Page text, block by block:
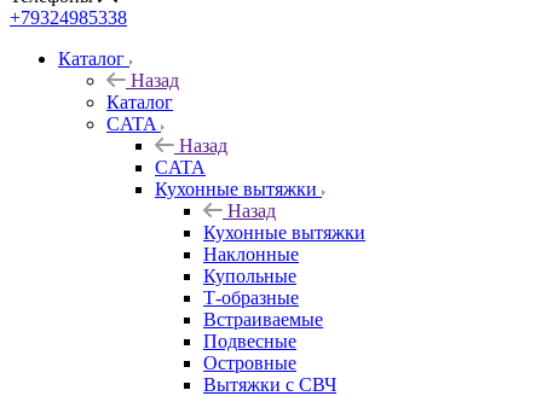
+79324985338
Каталог
Назад
Каталог
CATA
Назад
CATA
Кухонные вытяжки
Назад
Кухонные вытяжки
Наклонные
Купольные
Т-образные
Встраиваемые
Подвесные
Островные
Вытяжки с СВЧ